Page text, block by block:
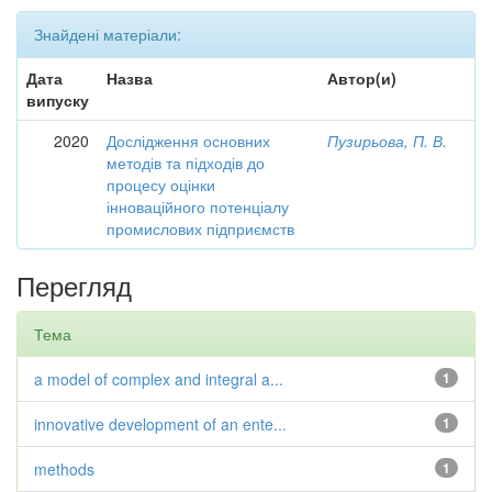
Знайдені матеріали:
Дата
випуску
Назва Автор(и)
2020
Дослідження основних
методів та підходів до
процесу оцінки
інноваційного потенціалу
промислових підприємств
Пузирьова, П. В.
Перегляд
Тема
1
a model of complex and integral a...
1
innovative development of an ente...
1
methods